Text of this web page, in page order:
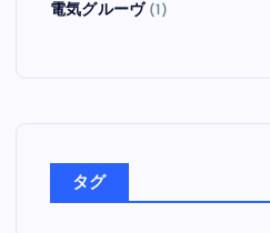
電気グルーヴ(1)
タグ